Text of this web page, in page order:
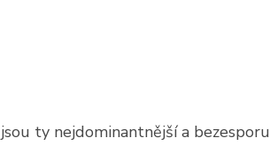
ty nejdominantnější a bezesporu